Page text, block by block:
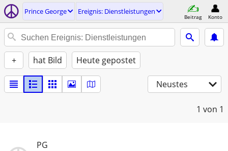
Prince George Ereignis: Dienstleistungen
Beitrag Konto
+ hat Bild Heute gepostet
Neustes
1 von 1
PG